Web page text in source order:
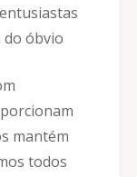
do óbvio
mantém
todos